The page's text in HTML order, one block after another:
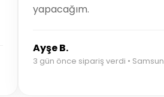
yapacağım.
Ayşe B.
3 gün önce sipariş verdi • Samsun